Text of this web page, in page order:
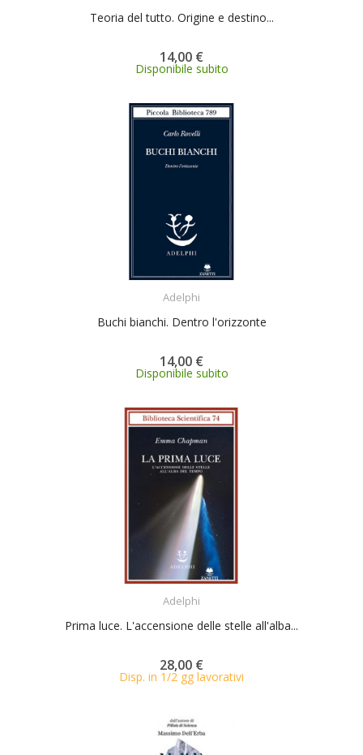
Teoria del tutto. Origine e destino...
14,00 €
Disponibile subito
Adelphi
Buchi bianchi. Dentro l'orizzonte
14,00 €
Disponibile subito
Adelphi
Prima luce. L'accensione delle stelle all'alba...
28,00 €
Disp. in 1/2 gg lavorativi